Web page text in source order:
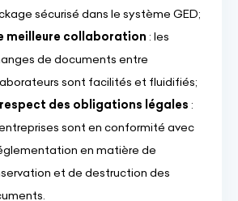
sécurisé dans le système GED;
meilleure collaboration : les
de documents entre
sont facilités et fluidifiés;
des obligations légales :
sont en conformité avec
en matière de
et de destruction des